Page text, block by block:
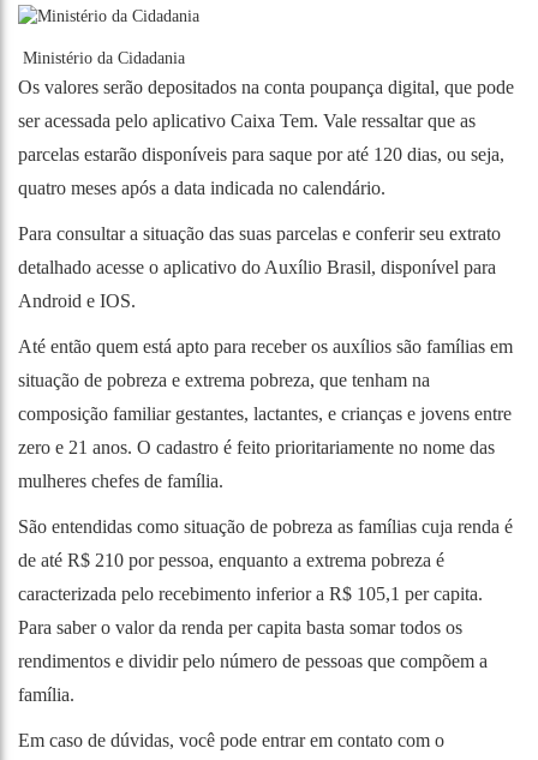
Ministério da Cidadania
Os valores serão depositados na conta poupança digital, que pode
ser acessada pelo aplicativo Caixa Tem. Vale ressaltar que as
parcelas estarão disponíveis para saque por até 120 dias, ou seja,
quatro meses após a data indicada no calendário.
Para consultar a situação das suas parcelas e conferir seu extrato
detalhado acesse o aplicativo do Auxílio Brasil, disponível para
Android e IOS.
Até então quem está apto para receber os auxílios são famílias em
situação de pobreza e extrema pobreza, que tenham na
composição familiar gestantes, lactantes, e crianças e jovens entre
zero e 21 anos. O cadastro é feito prioritariamente no nome das
mulheres chefes de família.
São entendidas como situação de pobreza as famílias cuja renda é
de até R$ 210 por pessoa, enquanto a extrema pobreza é
caracterizada pelo recebimento inferior a R$ 105,1 per capita.
Para saber o valor da renda per capita basta somar todos os
rendimentos e dividir pelo número de pessoas que compõem a
família.
Em caso de dúvidas, você pode entrar em contato com o